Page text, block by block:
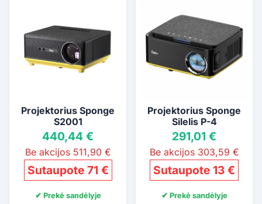
Projektorius Sponge
S2001
440,44 €
Be akcijos 511,90 €
Sutaupote 71 €
✔ Prekė sandėlyje
Projektorius Sponge
Silelis P-4
291,01 €
Be akcijos 303,59 €
Sutaupote 13 €
✔ Prekė sandėlyje